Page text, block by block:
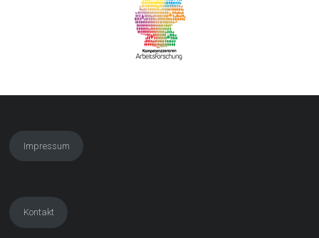
Impressum
Kontakt